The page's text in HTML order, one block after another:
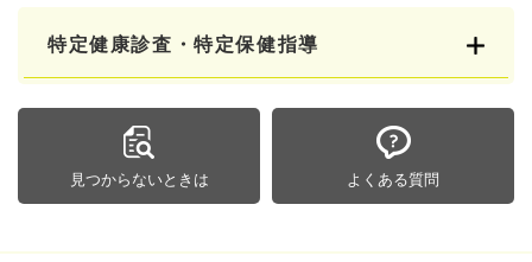
特定健康診査・特定保健指導
見つからないときは よくある質問